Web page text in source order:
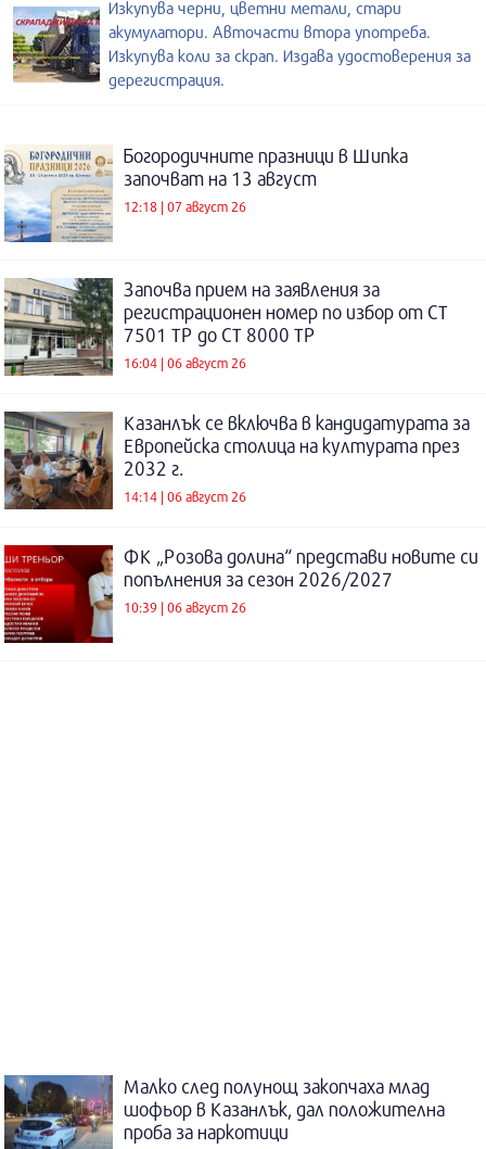
Изкупува черни, цветни метали, стари
акумулатори. Авточасти втора употреба.
Изкупува коли за скрап. Издава удостоверения за
дерегистрация.
Богородичните празници в Шипка
започват на 13 август
12:18 | 07 август 26
Започва прием на заявления за
регистрационен номер по избор от СТ
7501 ТР до СТ 8000 ТР
16:04 | 06 август 26
Казанлък се включва в кандидатурата за
Европейска столица на културата през
2032 г.
14:14 | 06 август 26
ФК „Розова долина“ представи новите си
попълнения за сезон 2026/2027
10:39 | 06 август 26
Малко след полунощ закопчаха млад
шофьор в Казанлък, дал положителна
проба за наркотици